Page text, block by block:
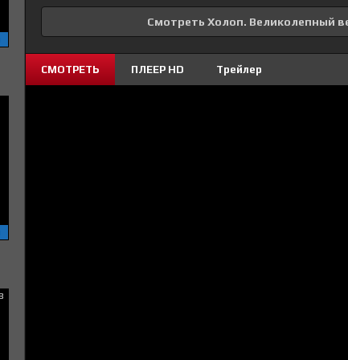
Смотреть Холоп. Великолепный
СМОТРЕТЬ ПЛЕЕР HD Трейлер